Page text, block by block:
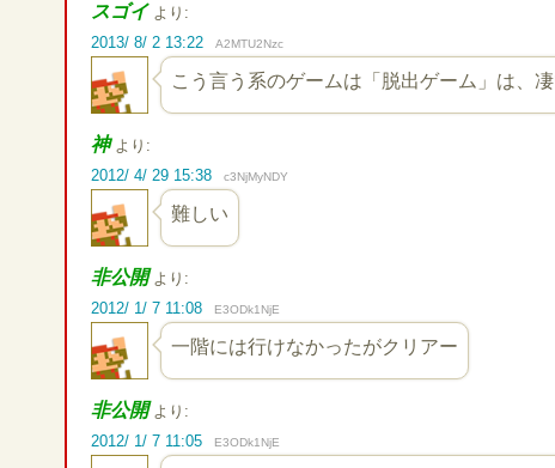
スゴイ より:
2013/ 8/ 2 13:22
A2MTU2Nzc
こう言う系のゲームは「脱出ゲーム」は、
神 より:
2012/ 4/ 29 15:38
c3NjMyNDY
難しい
非公開 より:
2012/ 1/ 7 11:08
E3ODk1NjE
一階には行けなかったがクリアー
非公開 より:
2012/ 1/ 7 11:05
E3ODk1NjE